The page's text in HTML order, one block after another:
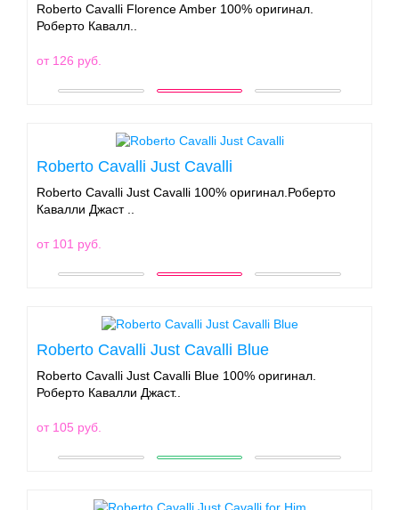
Roberto Cavalli Florence Amber 100% оригинал.
Роберто Кавалл..
от 126 руб.
Roberto Cavalli Just Cavalli
Roberto Cavalli Just Cavalli 100% оригинал.Роберто
Кавалли Джаст ..
от 101 руб.
Roberto Cavalli Just Cavalli Blue
Roberto Cavalli Just Cavalli Blue 100% оригинал.
Роберто Кавалли Джаст..
от 105 руб.